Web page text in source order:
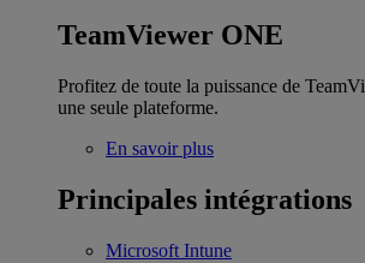
TeamViewer ONE
Profitez de toute la puissance de
une seule plateforme.
En savoir plus
Principales intégrations
Microsoft Intune